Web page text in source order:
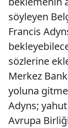
söyleyen
Francis
sözlerine
Merkez
yoluna
Adyns; yahut
Avrupa